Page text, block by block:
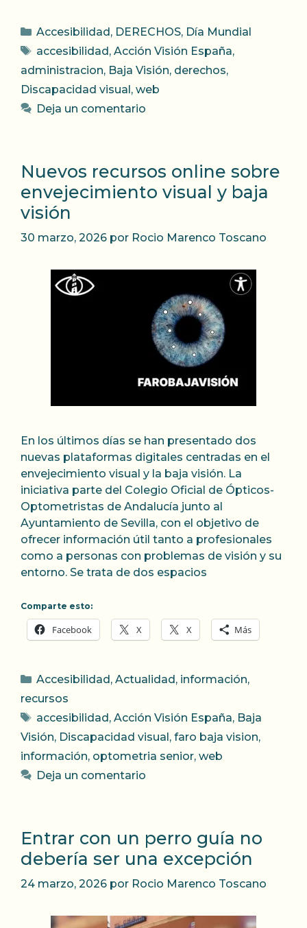
Categorías
Accesibilidad , DERECHOS, Día Mundial
Etiquetas
accesibilidad , Acción Visión España,
administracion, Baja Visión, derechos,
Discapacidad visual , web
Deja un comentario
Nuevos recursos online sobre
envejecimiento visual y baja
visión
30 marzo, 2026 por Rocio Marenco Toscano
En los últimos días se han presentado dos
nuevas plataformas digitales centradas en el
envejecimiento visual y la baja visión. La
iniciativa parte del Colegio Oficial de Ópticos-
Optometristas de Andalucía junto al
Ayuntamiento de Sevilla, con el objetivo de
ofrecer información útil tanto a profesionales
como a personas con problemas de visión y su
entorno. Se trata de dos espacios
Comparte esto:
Facebook X X Más
Categorías
Accesibilidad , Actualidad , información,
recursos
Etiquetas
accesibilidad , Acción Visión España, Baja
Visión, Discapacidad visual , faro baja vision,
información, optometria senior, web
Deja un comentario
Entrar con un perro guía no
debería ser una excepción
24 marzo, 2026 por Rocio Marenco Toscano